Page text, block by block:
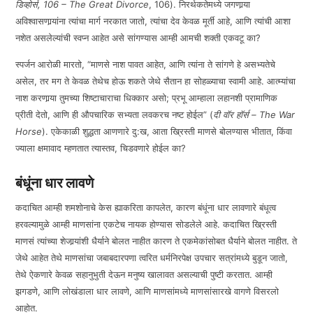
डिव्होर्स, 106 – The Great Divorce, 106). निरर्थकतेमध्ये जगणार्‍या
अविश्वासणार्‍यांना त्यांचा मार्ग नरकात जातो, त्यांचा देव केवळ मूर्ती आहे, आणि त्यांची आशा
नशेत असलेल्यांची स्वप्न आहेत असे सांगण्यास आम्ही आमची शक्ती एकवटू का?
स्पर्जन आरोळी मारतो, “माणसे नाश पावत आहेत, आणि त्यांना ते सांगणे हे असभ्यतेचे
असेल, तर मग ते केवळ तेथेच होऊ शकते जेथे सैतान हा सोहळ्याचा स्वामी आहे. आत्म्यांचा
नाश करणार्‍या तुमच्या शिष्टाचाराचा धिक्कार असो; प्रभू आम्हाला लहानशी प्रामाणिक
प्रीती देतो, आणि ही औपचारिक सभ्यता लवकरच नष्ट होईल” (दी वॉर हॉर्स – The War
Horse). एकेकाळी शुद्धता आणणारे दु:ख, आता ख्रिस्ती माणसे बोलण्यास भीतात, किंवा
ज्याला क्षमावाद म्हणतात त्यास्तव, चिडवणारे होईल का?
बंधूंना धार लावणे
कदाचित आम्ही शमशोनाचे केस ह्याकरिता कापलेत, कारण बंधूंना धार लावणारे बंधूत्व
हरवल्यामुळे आम्ही माणसांना एकटेच नायक होण्यास सोडलेले आहे. कदाचित ख्रिस्ती
माणसं त्यांच्या शेजार्‍यांशी धैर्याने बोलत नाहीत कारण ते एकमेकांसोबत धैर्याने बोलत नाहीत. ते
जेथे आहेत तेथे माणसांचा जबाबदारपणा त्वरित धर्मनिरपेक्ष उपचार सत्रांमध्ये बुडून जातो,
तेथे ऐकणारे केवळ सहानुभुती देऊन मनुष्य खालावत असल्याची पुष्टी करतात. आम्ही
झगडणे, आणि लोखंडाला धार लावणे, आणि माणसांमध्ये माणसांसारखे वागणे विसरलो
आहोत.